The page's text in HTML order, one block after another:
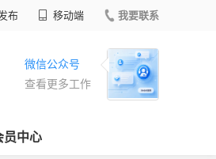
布 移动端 我要联系
微信公众号
查看更多工作
员中心